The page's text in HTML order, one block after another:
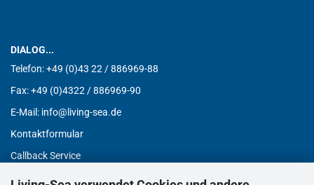
DIALOG...
Telefon:+49 (0)43 22 / 886969-88
Fax:+49 (0)4322 / 886969-90
E-Mail: info@living-sea.de
Kontaktformular
Callback Service